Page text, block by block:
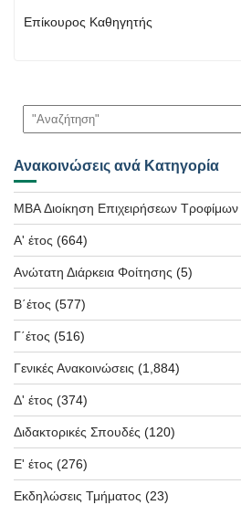
Επίκουρος Καθηγητής
Ανακοινώσεις ανά Κατηγορία
MBA Διοίκηση Επιχειρήσεων Τροφίμων
Α' έτος (664)
Ανώτατη Διάρκεια Φοίτησης (5)
Β΄έτος (577)
Γ΄έτος (516)
Γενικές Ανακοινώσεις (1,884)
Δ' έτος (374)
Διδακτορικές Σπουδές (120)
Ε' έτος (276)
Εκδηλώσεις Τμήματος (23)